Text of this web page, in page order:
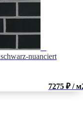
nuanciert
7275 ₽ /